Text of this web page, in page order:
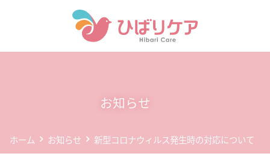
デイサービス(通所介護)
企業情報
お知らせ
ホーム お知らせ 新型コロナウィルス発生時の対応について